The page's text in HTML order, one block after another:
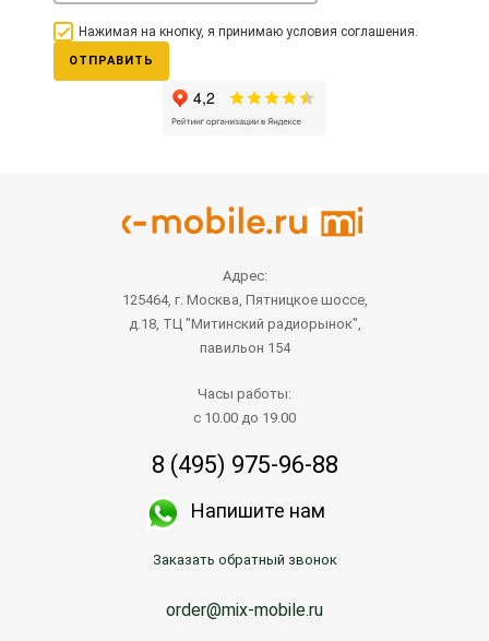
Нажимая на кнопку, я принимаю условия соглашения.
ОТПРАВИТЬ
Адрес:
125464, г. Москва, Пятницкое шоссе,
д.18, ТЦ "Митинский радиорынок",
павильон 154
Часы работы:
с 10.00 до 19.00
8 (495) 975-96-88
Напишите нам
Заказать обратный звонок
order@mix-mobile.ru